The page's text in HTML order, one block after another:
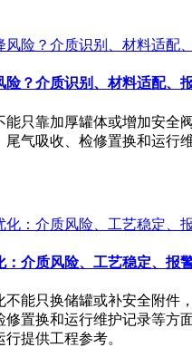
险？介质识别、材料适配、
能只靠加厚罐体或增加安全
尾气吸收、检修置换和运行
：介质风险、工艺稳定、报
不能只换储罐或补安全附件
修置换和运行维护记录等方
提供工程参考。